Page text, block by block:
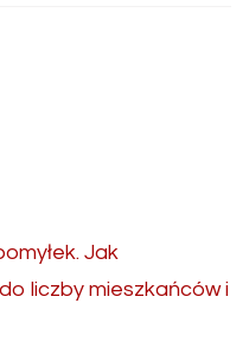
Jak
liczby mieszkańców i